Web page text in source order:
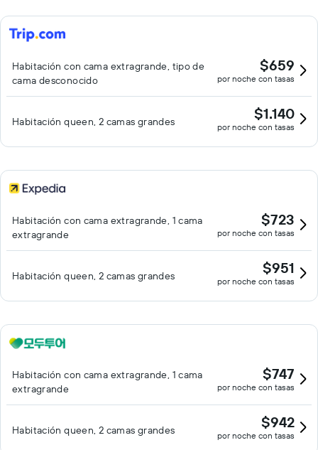
Habitación con cama extragrande, tipo de
cama desconocido
$659
por noche con tasas
Habitación queen, 2 camas grandes $1.140
por noche con tasas
Habitación con cama extragrande, 1 cama
extragrande
$723
por noche con tasas
Habitación queen, 2 camas grandes $951
por noche con tasas
Habitación con cama extragrande, 1 cama
extragrande
$747
por noche con tasas
Habitación queen, 2 camas grandes $942
por noche con tasas